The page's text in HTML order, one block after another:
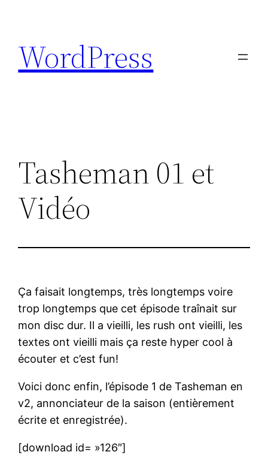
contenu
WordPress
Tasheman 01 et
Vidéo
Ça faisait longtemps, très longtemps voire
trop longtemps que cet épisode traînait sur
mon disc dur. Il a vieilli, les rush ont vieilli, les
textes ont vieilli mais ça reste hyper cool à
écouter et c’est fun!
Voici donc enfin, l’épisode 1 de Tasheman en
v2, annonciateur de la saison (entièrement
écrite et enregistrée).
[download id= »126″]